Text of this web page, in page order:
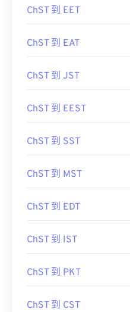
ChST 到 EET
ChST 到 EAT
ChST 到 JST
ChST 到 EEST
ChST 到 SST
ChST 到 MST
ChST 到 EDT
ChST 到 IST
ChST 到 PKT
ChST 到 CST